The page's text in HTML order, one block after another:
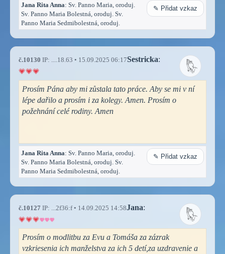
Jana Rita Anna: Sv. Panno Maria, oroduj.
Sv. Panno Maria Bolestná, oroduj. Sv.
Panno Maria Sedmibolestná, oroduj.
✎ Přidat vzkaz
č.10130 IP: ....18.63 • 15.09.2025 06:17Sestricka:
Prosím Pána aby mi zůstala tato práce. Aby se mi v ní
lépe dařilo a prosím i za kolegy. Amen. Prosím o
požehnání celé rodiny. Amen
Jana Rita Anna: Sv. Panno Maria, oroduj.
Sv. Panno Maria Bolestná, oroduj. Sv.
Panno Maria Sedmibolestná, oroduj.
✎ Přidat vzkaz
č.10127 IP: ...2f36:f • 14.09.2025 14:58Jana:
Prosím o modlitbu za Evu a Tomáša za zázrak
vzkriesenia ich manželstva za ich 5 detí,za uzdravenie a